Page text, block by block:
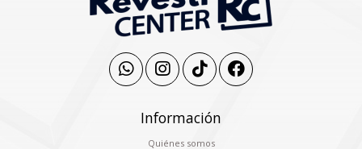
Información
Quiénes somos